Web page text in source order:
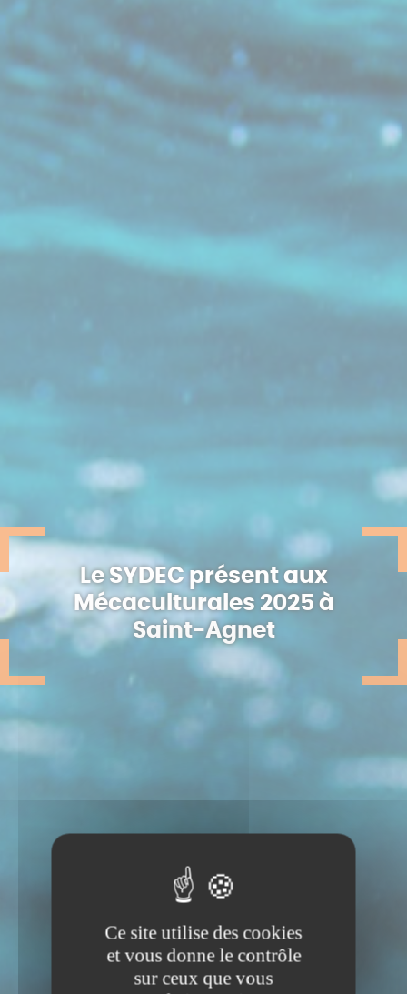
Ce site utilise des cookies
et vous donne le contrôle
sur ceux que vous
Le SYDEC présent aux
Mécaculturales 2025 à
Saint-Agnet